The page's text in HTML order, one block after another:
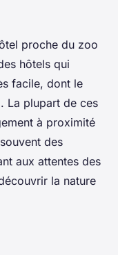
proche du zoo
hôtels qui
facile, dont le
La plupart de ces
à proximité
des
aux attentes des
la nature